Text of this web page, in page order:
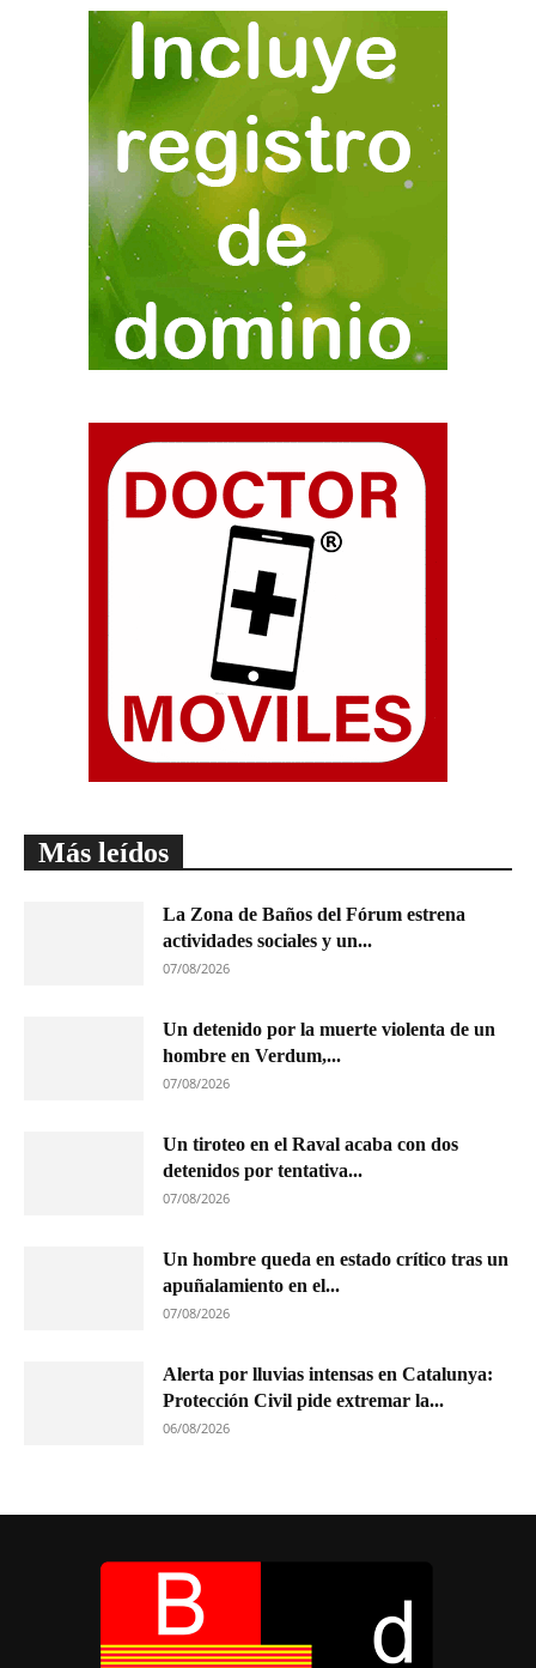
Más leídos
La Zona de Baños del Fórum estrena
actividades sociales y un...
07/08/2026
Un detenido por la muerte violenta de un
hombre en Verdum,...
07/08/2026
Un tiroteo en el Raval acaba con dos
detenidos por tentativa...
07/08/2026
Un hombre queda en estado crítico tras un
apuñalamiento en el...
07/08/2026
Alerta por lluvias intensas en Catalunya:
Protección Civil pide extremar la...
06/08/2026